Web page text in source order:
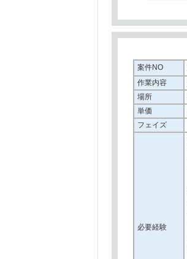
案件NO
作業内容
場所
単価
フェイズ
必要経験